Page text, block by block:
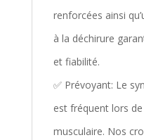
renforcées ainsi
à la déchirure
et fiabilité.
✅ Prévoyant: Le
est fréquent lors
musculaire. Nos